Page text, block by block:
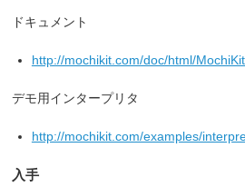
ドキュメント
http://mochikit.com/doc/html/
デモ用インタープリタ
http://mochikit.com/examples/
入手